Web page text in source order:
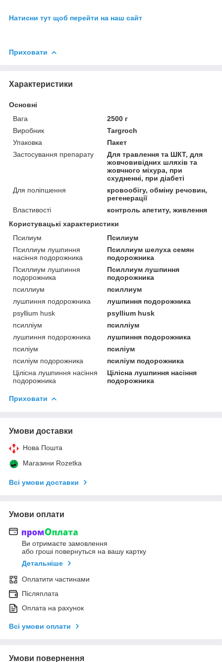
Натисни тут щоб перейти на наш сайт
Приховати
Характеристики
Основні
Вага
2500 г
Виробник
Targroch
Упаковка
Пакет
Застосування препарату
Для травлення та ШКТ, для
жовчовивідних шляхів та
жовчного міхура, при
схудненні, при діабеті
Для поліпшення
кровообігу, обміну речовин,
регенерації
Властивості
контроль апетиту, живлення
Користувацькi характеристики
Псилиум
Псилиум
Псиллиум лушпиння
насіння подорожника
Псиллиум шелуха семян
подорожника
Псиллиум лушпиння
подорожника
Псиллиум лушпиння
подорожника
псиллиум
псиллиум
лушпиння подорожника
лушпиння подорожника
psyllium husk
psyllium husk
псилліум
псилліум
лушпиння подорожника
лушпиння подорожника
псиліум
псиліум
псиліум подорожника
псиліум подорожника
Цілісна лушпиння насіння
подорожника
Цілісна лушпиння насіння
подорожника
Приховати
Умови доставки
Нова Пошта
Магазини Rozetka
Всі умови доставки
Умови оплати
Ви отримаєте замовлення
або гроші повернуться на вашу картку
Детальніше
Оплатити частинами
Післяплата
Оплата на рахунок
Всі умови оплати
Умови повернення